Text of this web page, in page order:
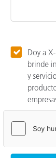
Doy a
brinde
y